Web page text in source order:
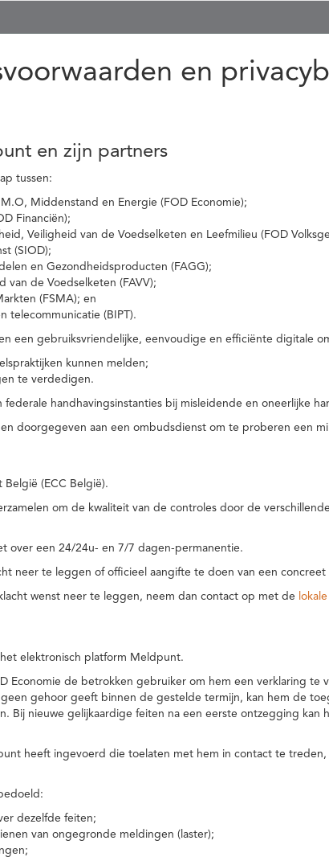
en
en zijn partners
tussen:
Middenstand en Energie (FOD Economie);
Financiën);
Veiligheid van de Voedselketen en Leefmilieu (FOD
(SIOD);
en Gezondheidsproducten (FAGG);
van de Voedselketen (FAVV);
(FSMA); en
telecommunicatie (BIPT).
een gebruiksvriendelijke, eenvoudige en efficiënte digitale
kunnen melden;
te verdedigen.
handhavingsinstanties bij misleidende en oneerlijke
doorgegeven aan een ombudsdienst om te proberen een
(ECC België).
om de kwaliteit van de controles door de
over een 24/24u- en 7/7 dagen-permanentie.
neer te leggen of officieel aangifte te doen van een concreet
wenst neer te leggen, neem dan contact op met de
elektronisch platform Meldpunt.
Economie de betrokken gebruiker om hem een verklaring te
gehoor geeft binnen de gestelde termijn, kan hem de
Bij nieuwe gelijkaardige feiten na een eerste ontzegging kan
heeft ingevoerd die toelaten met hem in contact te treden,
dezelfde feiten;
van ongegronde meldingen (laster);